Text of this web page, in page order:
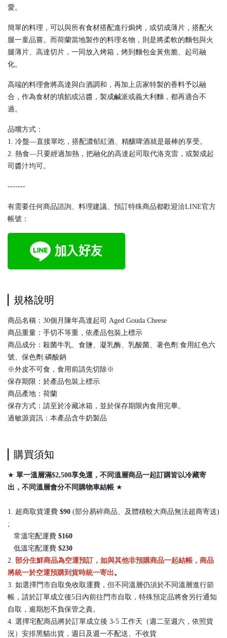
愛。
簡單的料理，可以與所有食材搭配進行焗烤，或切成薄片，搭配火
腿一童品嘗。而荷蘭當地製作的料理名物，則是將柔軟的麵包與火
腿薄片、高達切片，一同放入烤箱，烤到麵包金黃焦脆、起司融
化。
高端的料理會將高達與白酒調和，再加上店家特製的香料予以融
合，作為食材的填餡或沾醬，製成鹹派或義大利麵，都再適合不
過。
品嚐方式：
1. 冷盤—直接單吃，搭配濃郁紅酒、精釀啤酒就是最棒的享受。
2. 熱食—只要經過加熱，把融化的高達起司取代洛克雷，或製成起
司醬汁均可。
-------
有需要任何商品諮詢、料理建議、預訂特殊商品都歡迎洽LINE官方
帳號：
規格說明
商品名稱：30個月陳年高達起司 Aged Gouda Cheese
商品重量：手切不等重，依產品包裝上標示
商品成分：殺菌牛乳、食鹽、凝乳酶、乳酸菌、著色劑:食用紅色六
號、保色劑:磷酸鈉
※外皮不可食，食用前請先切除※
保存期限：於產品包裝上標示
商品產地：荷蘭
保存方式：請至於冷藏冰箱，並於保存期限內食用完畢。
過敏源資訊：本產品含牛奶製品
購買須知
★ 單一溫層滿$2,500享免運，不同溫層商品一起訂購皆以冷藏寄
出， 不同溫層會分不同購物車結帳 ★
1. 超商取貨運費 $90 (部分易碎商品、及體積較大商品無法超商寄送)
;
常溫宅配運費 $160
低溫宅配運費 $230
2. 部分生鮮商品為空運預訂，如與其他非預購商品一起結帳，商品
將統一於空運預購到貨時統一寄出。
3. 如選擇門市自取免收取運費，但不同溫層仍須於不同溫層進行節
帳，請於訂單成立後5日內前往門市自取，特殊預定品將會另行通知
自取，逾期恕不負保管之責。
4. 選擇宅配商品將於訂單成立後 3-5 工作天（週二至週六，依照貨
況）安排黑貓出貨，週日及週一不配送、不收貨